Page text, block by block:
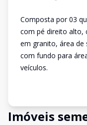
Composta por 03
com pé direito alto,
em granito, área de
com fundo para
veículos.
Imóveis